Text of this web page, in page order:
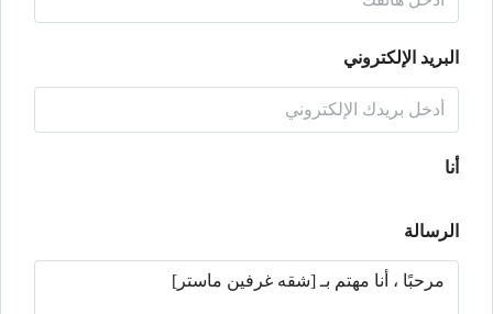
البريد الإلكتروني
أنا
الرسالة